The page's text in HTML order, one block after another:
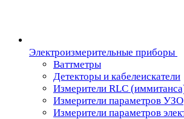
Электроизмерительные приборы
Ваттметры
Детекторы и кабелеискатели
Измерители RLC
Измерители параметров УЗО
Измерители параметров